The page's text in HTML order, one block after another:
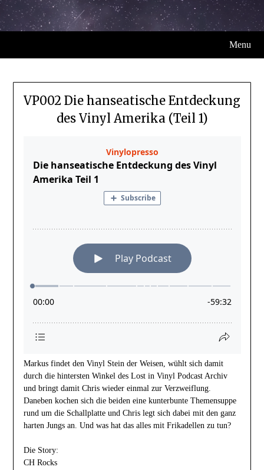
Menu
VP002 Die hanseatische Entdeckung
des Vinyl Amerika (Teil 1)
Markus findet den Vinyl Stein der Weisen, wühlt sich damit
durch die hintersten Winkel des Lost in Vinyl Podcast Archiv
und bringt damit Chris wieder einmal zur Verzweiflung.
Daneben kochen sich die beiden eine kunterbunte Themensuppe
rund um die Schallplatte und Chris legt sich dabei mit den ganz
harten Jungs an. Und was hat das alles mit Frikadellen zu tun?
Die Story:
CH Rocks